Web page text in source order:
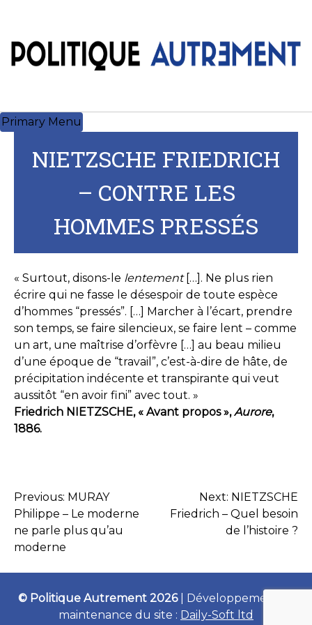
content
Primary Menu
NIETZSCHE FRIEDRICH
– CONTRE LES
HOMMES PRESSÉS
« Surtout, disons-le lentement[…]. Ne plus rien
écrire qui ne fasse le désespoir de toute espèce
d’hommes “pressés”. […] Marcher à l’écart, prendre
son temps, se faire silencieux, se faire lent – comme
un art, une maîtrise d’orfèvre […] au beau milieu
d’une époque de “travail”, c’est-à-dire de hâte, de
précipitation indécente et transpirante qui veut
aussitôt “en avoir fini” avec tout. »
Friedrich NIETZSCHE, « Avant propos »,Aurore,
1886.
NAVIGATION
DE
Previous: MURAY
Philippe – Le moderne
ne parle plus qu’au
moderne
Next: NIETZSCHE
Friedrich – Quel besoin
de l’histoire ?
© Politique Autrement 2026
Développement et
maintenance du site : Daily-Soft ltd